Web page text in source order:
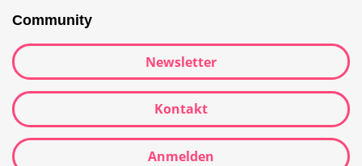
Community
Newsletter
Kontakt
Anmelden